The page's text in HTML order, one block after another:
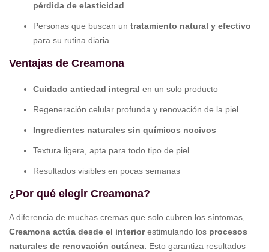
pérdida de elasticidad
Personas que buscan un tratamiento natural y efectivo
para su rutina diaria
Ventajas de Creamona
Cuidado antiedad integral en un solo producto
Regeneración celular profunda y renovación de la piel
Ingredientes naturales sin químicos nocivos
Textura ligera, apta para todo tipo de piel
Resultados visibles en pocas semanas
¿Por qué elegir Creamona?
A diferencia de muchas cremas que solo cubren los síntomas,
Creamona actúa desde el interiorestimulando los procesos
naturales de renovación cutánea. Esto garantiza resultados